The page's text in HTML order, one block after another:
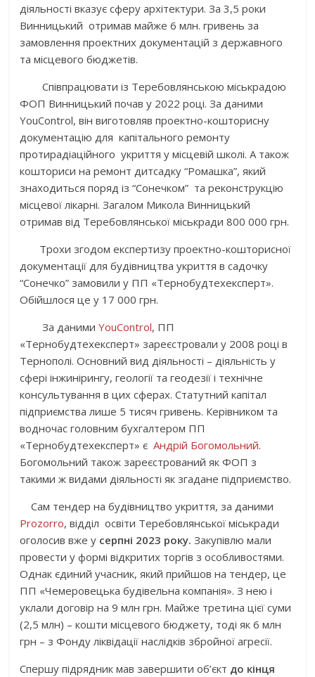
діяльності вказує сферу архітектури. За 3,5 роки
Винницький отримав майже 6 млн. гривень за
замовлення проектних документацій з державного
та місцевого бюджетів.
Співпрацювати із Теребовлянською міськрадою
ФОП Винницький почав у 2022 році. За даними
YouControl, він виготовляв проектно-кошторисну
документацію для капітального ремонту
протирадіаційного укриття у місцевій школі. А також
кошториси на ремонт дитсадку “Ромашка”, який
знаходиться поряд із “Сонечком” та реконструкцію
місцевої лікарні. Загалом Микола Винницький
отримав від Теребовлянської міськради 800 000 грн.
Трохи згодом експертизу проектно-кошторисної
документації для будівництва укриття в садочку
“Сонечко” замовили у ПП «Тернобудтехексперт».
Обійшлося це у 17 000 грн.
За данимиYouControl, ПП
«Тернобудтехексперт» зареєстровали у 2008 році в
Тернополі. Основний вид діяльності – діяльність у
сфері інжинірингу, геології та геодезії і технічне
консультування в цих сферах. Статутний капітал
підприємства лише 5 тисяч гривень. Керівником та
водночас головним бухгалтером ПП
«Тернобудтехексперт» єАндрій Богомольний.
Богомольний також зареєстрований як ФОП з
такими ж видами діяльності як згадане підприємство.
Сам тендер на будівництво укриття, за даними
Prozorro, відділ освіти Теребовлянської міськради
оголосив вже у серпні 2023 року.Закупівлю мали
провести у формі відкритих торгів з особливостями.
Однак єдиний учасник, який прийшов на тендер, це
ПП «Чемеровецька будівельна компанія». З нею і
уклали договір на 9 млн грн. Майже третина цієї суми
(2,5 млн) – кошти місцевого бюджету, тоді як 6 млн
грн – з Фонду ліквідації наслідків збройної агресії.
Спершу підрядник мав завершити об’єкт до кінця